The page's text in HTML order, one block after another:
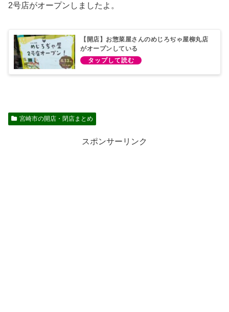
2号店がオープンしましたよ。
【開店】お惣菜屋さんのめじろぢゃ屋柳丸店
がオープンしている
宮崎市の開店・閉店まとめ
スポンサーリンク